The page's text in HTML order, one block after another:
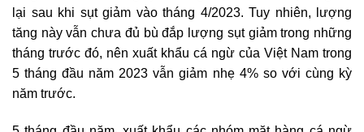
lại sau khi sụt giảm vào tháng 4/2023. Tuy nhiên, lượng
tăng này vẫn chưa đủ bù đắp lượng sụt giảm trong những
tháng trước đó, nên xuất khẩu cá ngừ của Việt Nam trong
5 tháng đầu năm 2023 vẫn giảm nhẹ 4% so với cùng kỳ
năm trước.